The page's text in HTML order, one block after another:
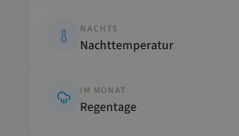
NACHTS
Nachttemperatur
IM MONAT
Regentage